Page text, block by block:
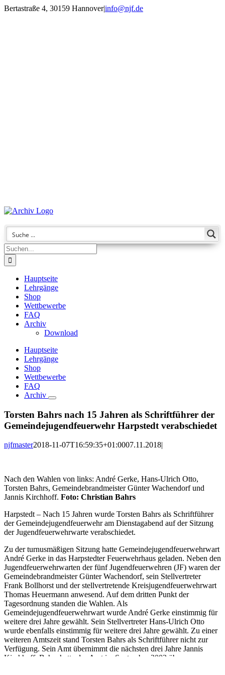
Zum
Bertastraße 4, 30159 Hannover|info@njf.de
Suche
nach:
Hauptseite
Lehrgänge
Shop
Wettbewerbe
FAQ
Archiv
Download
Hauptseite
Lehrgänge
Shop
Wettbewerbe
FAQ
Archiv
Torsten Bahrs nach 15 Jahren als Schriftführer der
Gemeindejugendfeuerwehr Harpstedt verabschiedet
njfmaster2018-11-07T16:59:35+01:0007.11.2018|
Nach den Wahlen von links: André Gerke, Hans-Ulrich Otto,
Torsten Bahrs, Gemeindebrandmeister Günter Wachendorf und
Jannis Kirchhoff. Foto: Christian Bahrs
Harpstedt – Nach 15 Jahren wurde Torsten Bahrs als Schriftführer
der Gemeindejugendfeuerwehr am Dienstagabend auf der Sitzung
der Jugendfeuerwehrwarte verabschiedet.
Zu der turnusmäßigen Sitzung hatte Gemeindejugendfeuerwehrwart
André Gerke in das Harpstedter Feuerwehrhaus geladen. Neben den
Jugendfeuerwehrwarten der fünf Jugendfeuerwehren (JF) waren der
Gemeindebrandmeister Günter Wachendorf, sein Stellvertreter
Frank Bollhorst und der stellvertretende Kreisjugendfeuerwehrwart
Thomas Heuermann anwesend. Auf dem dritten Punkt der
Tagesordnung standen die Wahlen. Als
Gemeindejugendfeuerwehrwart wurde André Gerke einstimmig für
weitere drei Jahre gewählt. Sein Stellvertreter Hans-Ulrich Otto
wurde ebenfalls einstimmig für weitere drei Jahre gewählt. Zu einer
weiteren Amtszeit stand Torsten Bahrs als Schriftführer nicht zur
Verfügung. Sein Amt übernimmt die nächsten drei Jahre Jannis
Kirchhoff. Bahrs hatte das Amt im September 2003 übernommen